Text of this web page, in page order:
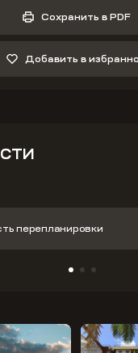
Сохранить в PDF
Добавить в
перепланировки